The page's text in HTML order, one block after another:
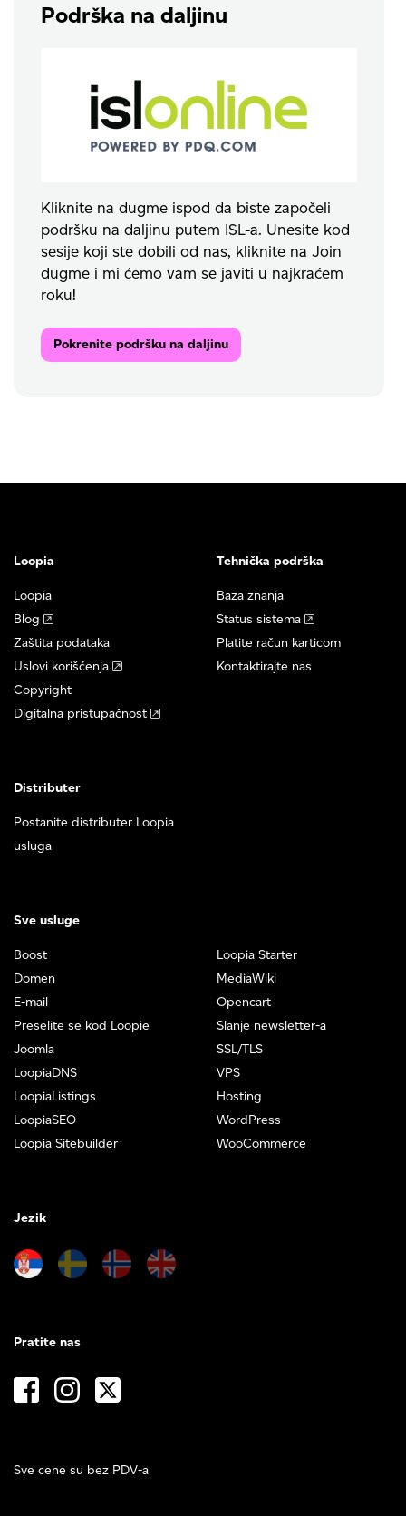
Podrška na daljinu
Kliknite na dugme ispod da biste započeli
podršku na daljinu putem ISL-a. Unesite kod
sesije koji ste dobili od nas, kliknite na Join
dugme i mi ćemo vam se javiti u najkraćem
roku!
Pokrenite podršku na daljinu
Loopia
Loopia
Blog
Zaštita podataka
Uslovi korišćenja
Copyright
Digitalna pristupačnost
Tehnička podrška
Baza znanja
Status sistema
Platite račun karticom
Kontaktirajte nas
Distributer
Postanite distributer Loopia
usluga
Sve usluge
Boost
Domen
E-mail
Preselite se kod Loopie
Joomla
LoopiaDNS
LoopiaListings
LoopiaSEO
Loopia Sitebuilder
Loopia Starter
MediaWiki
Opencart
Slanje newsletter-a
SSL/TLS
VPS
Hosting
WordPress
WooCommerce
Jezik
Sve cene su bez PDV-a
Pratite nas